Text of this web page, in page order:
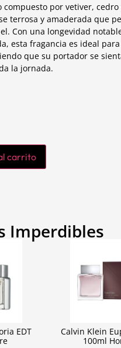
compuesto por vetiver,
terrosa y amaderada que
Con una longevidad
esta fragancia es ideal
que su portador se
la jornada.
carrito
Imperdibles
EDT
Calvin Klein
100ml